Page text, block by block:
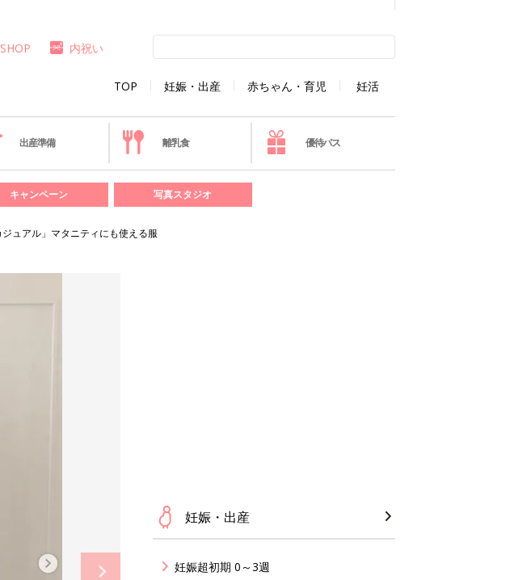
TOP 妊娠・出産 赤ちゃん・育児 妊活
SHOP 内祝い
出産準備 離乳食 優待パス
キャンペーン 写真スタジオ
ュアル」マタニティにも使える服
妊娠・出産
妊娠超初期 0～3週